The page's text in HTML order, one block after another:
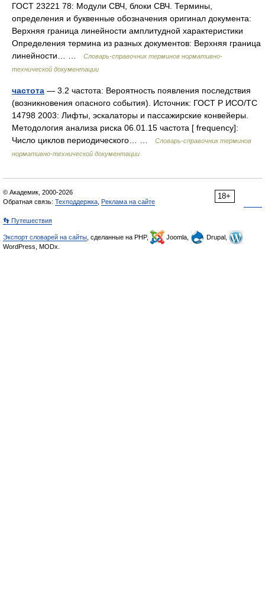
ГОСТ 23221 78: Модули СВЧ, блоки СВЧ. Термины,
определения и буквенные обозначения оригинал документа:
Верхняя граница линейности амплитудной характеристики
Определения термина из разных документов: Верхняя граница
линейности… …
Словарь-справочник терминов нормативно-
технической документации
частота — 3.2 частота: Вероятность появления последствия
(возникновения опасного события). Источник: ГОСТ Р ИСО/ТС
14798 2003: Лифты, эскалаторы и пассажирские конвейеры.
Методология анализа риска 06.01.15 частота [ frequency]:
Число циклов периодического… …
Словарь-справочник терминов
нормативно-технической документации
18+
© Академик, 2000-2026
Обратная связь: Техподдержка Реклама на сайте
👣 Путешествия
Экспорт словарей на сайты , сделанные на PHP, Joomla,
Drupal,
WordPress, MODx.